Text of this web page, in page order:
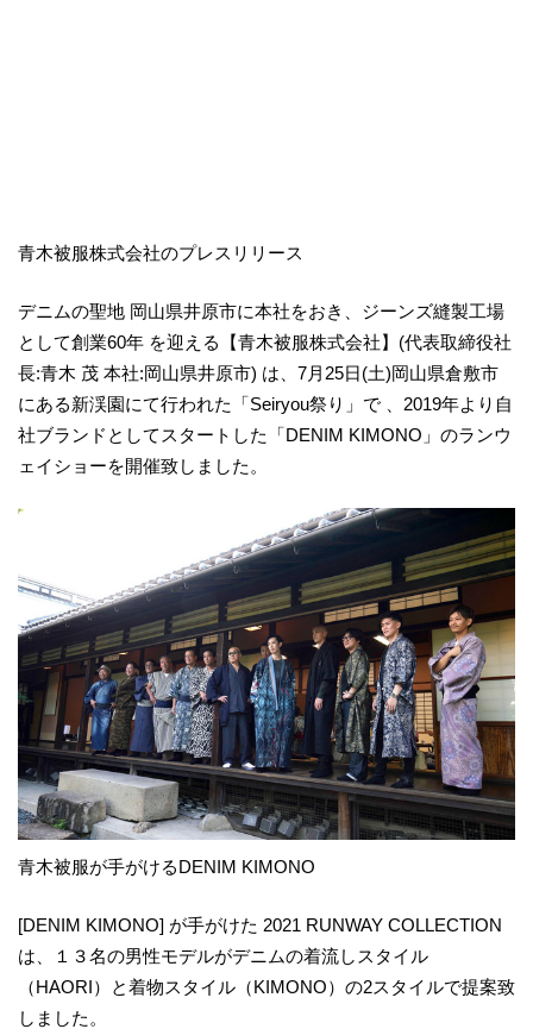
青木被服株式会社のプレスリリース
デニムの聖地 岡山県井原市に本社をおき、ジーンズ縫製工場
として創業60年 を迎える【青木被服株式会社】(代表取締役社
長:青木 茂 本社:岡山県井原市) は、7月25日(土)岡山県倉敷市
にある新渓園にて行われた「Seiryou祭り」で 、2019年より自
社ブランドとしてスタートした「DENIM KIMONO」のランウ
ェイショーを開催致しました。
青木被服が手がけるDENIM KIMONO
[DENIM KIMONO] が手がけた 2021 RUNWAY COLLECTION
は、１３名の男性モデルがデニムの着流しスタイル
（HAORI）と着物スタイル（KIMONO）の2スタイルで提案致
しました。